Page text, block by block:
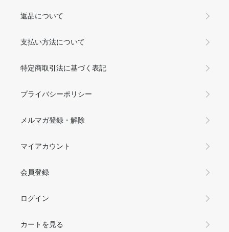
返品について
支払い方法について
特定商取引法に基づく表記
プライバシーポリシー
メルマガ登録・解除
マイアカウント
会員登録
ログイン
カートを見る